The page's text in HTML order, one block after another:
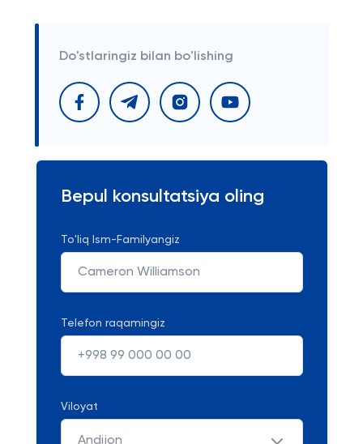
Do'stlaringiz bilan bo'lishing
Bepul konsultatsiya oling
To'liq Ism-Familyangiz
Telefon raqamingiz
Viloyat
Andijon